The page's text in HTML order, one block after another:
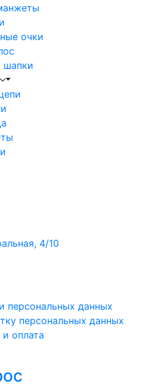
очки
шапки
4/10
персональных данных
персональных данных
оплата